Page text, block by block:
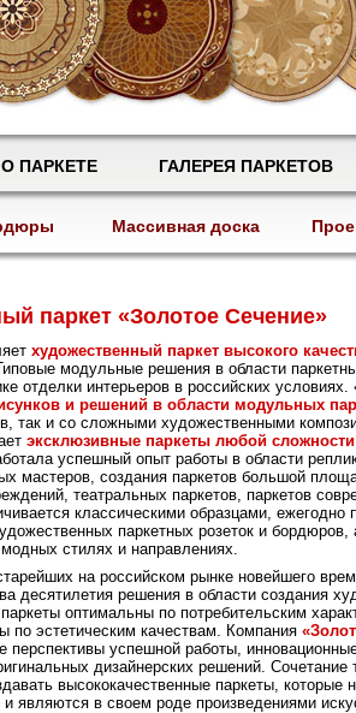
ПАРКЕТЕ ГАЛЕРЕЯ ПАРКЕТОВ
Массивная доска
паркет «Золотое Сечение»
художественный паркет высокого
модульные решения в области
отделки интерьеров в российских условиях.
и решений в области модульных
так и со сложными художественными
эксклюзивные паркеты любой сложности
успешный опыт работы в области
мастеров, создания паркетов большой
театральных паркетов, паркетов
классическими образцами, ежегодно
паркетных розеток и бордюров,
стилях и направлениях.
на российском рынке новейшего
десятилетия решения в области создания
оптимальны по потребительским
по эстетическим качествам. Компания
перспективы успешной работы,
дизайнерских решений. Сочетание
высококачественные паркеты, которые
являются в своем роде произведениями